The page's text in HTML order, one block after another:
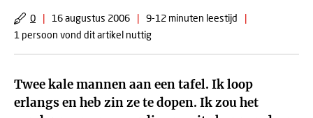
0 | 16 augustus 2006 | 9-12 minuten leestijd
|
1 persoon vond dit artikel nuttig
Twee kale mannen aan een tafel. Ik loop
erlangs en heb zin ze te dopen. Ik zou het